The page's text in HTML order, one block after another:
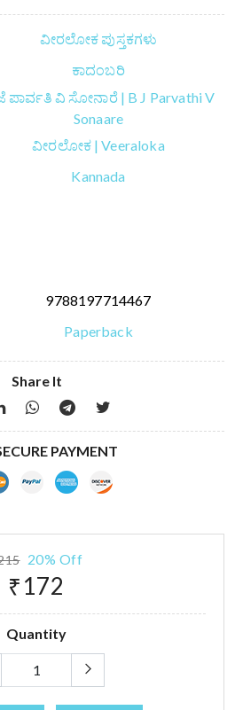
ವೀರಲೋಕ ಪುಸ್ತಕಗಳು
ಕಾದಂಬರಿ
ಪಾರ್ವತಿ ವಿ ಸೋನಾರೆ | B J Parvathi V
Sonaare
ವೀರಲೋಕ | Veeraloka
Kannada
9788197714467
Paperback
Share It
PAYMENT
20% Off
₹172
Quantity